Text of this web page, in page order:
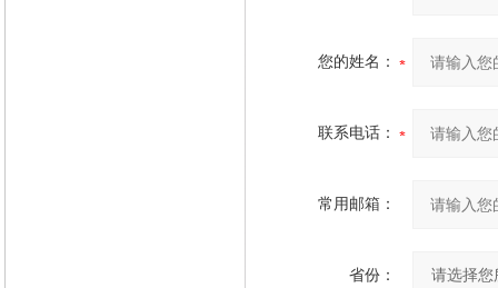
您的姓名：
联系电话：
常用邮箱：
省份：